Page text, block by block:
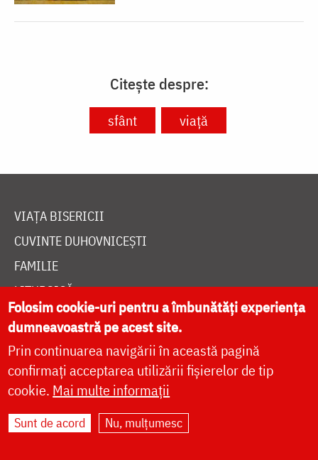
Citește despre:
sfânt viață
VIAȚA BISERICII
CUVINTE DUHOVNICEȘTI
FAMILIE
LITURGICĂ
BIBLIOTECĂ
ÎNTREABĂ PREOTUL
MEDIA
ȘTIRI
HRAMUL SFINTEI CUVIOASE PARASCHEVA
Folosim cookie-uri pentru a îmbunătăți experiența
dumneavoastră pe acest site.
Prin continuarea navigării în această pagină
confirmați acceptarea utilizării fișierelor de tip
cookie. Mai multe informații
Sunt de acord Nu, mulțumesc